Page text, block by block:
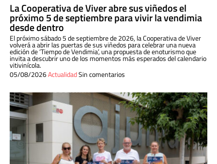
La Cooperativa de Viver abre sus viñedos el
próximo 5 de septiembre para vivir la vendimia
desde dentro
El próximo sábado 5 de septiembre de 2026, la Cooperativa de Viver
volverá a abrir las puertas de sus viñedos para celebrar una nueva
edición de ‘Tiempo de Vendimia’, una propuesta de enoturismo que
invita a descubrir uno de los momentos más esperados del calendario
vitivinícola.
05/08/2026ActualidadSin comentarios